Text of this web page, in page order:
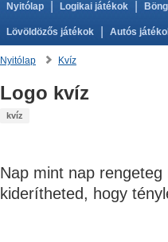
Nyitólap Logikai játékok
Lövöldözős játékok Autós
Nyitólap Kvíz
Logo kvíz
kvíz
Nap mint nap
kiderítheted, hogy